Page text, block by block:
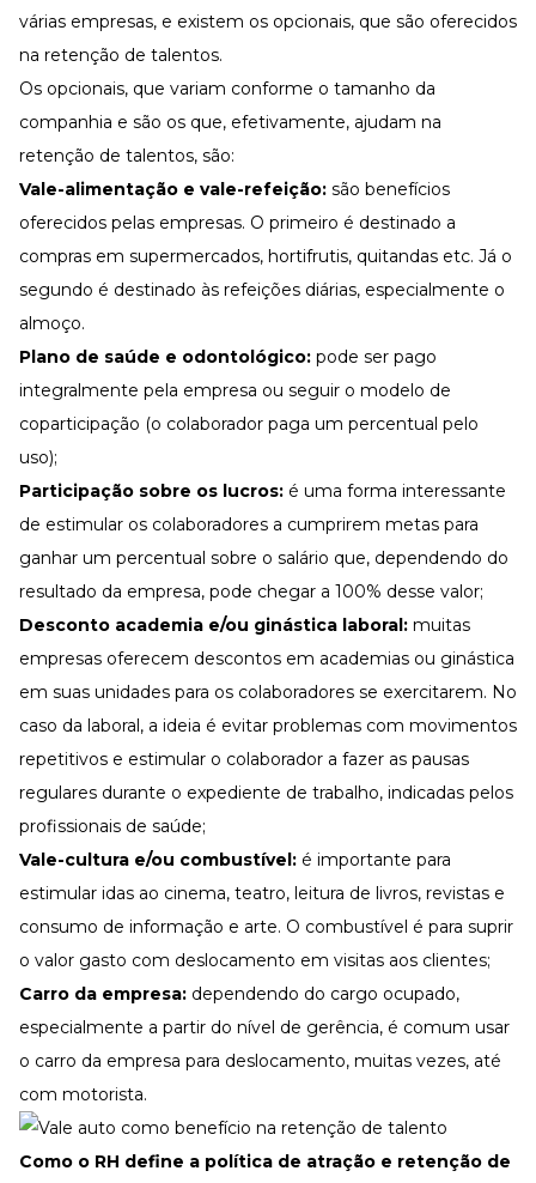
várias empresas, e existem os opcionais, que são oferecidos
na retenção de talentos.
Os opcionais, que variam conforme o tamanho da
companhia e são os que, efetivamente, ajudam na
retenção de talentos, são:
Vale-alimentação e vale-refeição: são benefícios
oferecidos pelas empresas. O primeiro é destinado a
compras em supermercados, hortifrutis, quitandas etc. Já o
segundo é destinado às refeições diárias, especialmente o
almoço.
Plano de saúde e odontológico: pode ser pago
integralmente pela empresa ou seguir o modelo de
coparticipação (o colaborador paga um percentual pelo
uso);
Participação sobre os lucros: é uma forma interessante
de estimular os colaboradores a cumprirem metas para
ganhar um percentual sobre o salário que, dependendo do
resultado da empresa, pode chegar a 100% desse valor;
Desconto academia e/ou ginástica laboral: muitas
empresas oferecem descontos em academias ou ginástica
em suas unidades para os colaboradores se exercitarem. No
caso da laboral, a ideia é evitar problemas com movimentos
repetitivos e estimular o colaborador a fazer as pausas
regulares durante o expediente de trabalho, indicadas pelos
profissionais de saúde;
Vale-cultura e/ou combustível: é importante para
estimular idas ao cinema, teatro, leitura de livros, revistas e
consumo de informação e arte. O combustível é para suprir
o valor gasto com deslocamento em visitas aos clientes;
Carro da empresa: dependendo do cargo ocupado,
especialmente a partir do nível de gerência, é comum usar
o carro da empresa para deslocamento, muitas vezes, até
com motorista.
Como o RH define a política de atração e retenção de